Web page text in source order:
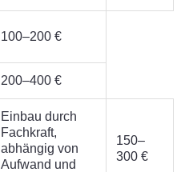
100–200 €
200–400 €
Einbau durch
Fachkraft,
abhängig von
Aufwand und
150–
300 €